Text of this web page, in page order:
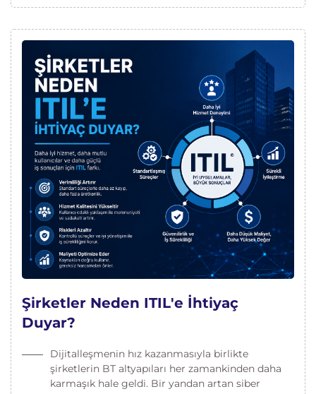
Şirketler Neden ITIL'e İhtiyaç
Duyar?
Dijitalleşmenin hız kazanmasıyla birlikte
şirketlerin BT altyapıları her zamankinden daha
karmaşık hale geldi. Bir yandan artan siber